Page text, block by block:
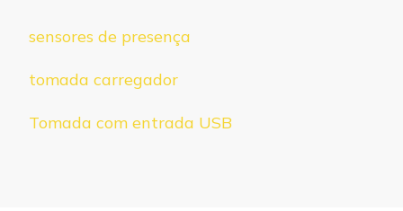
sensores de presença
tomada carregador
Tomada com entrada USB